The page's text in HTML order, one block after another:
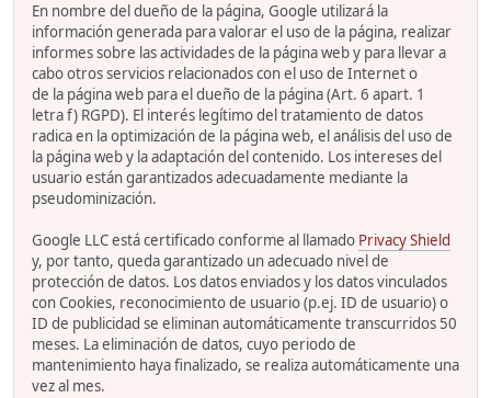
En nombre del dueño de la página, Google utilizará la
información generada para valorar el uso de la página, realizar
informes sobre las actividades de la página web y para llevar a
cabo otros servicios relacionados con el uso de Internet o
de la página web para el dueño de la página (Art. 6 apart. 1
letra f) RGPD). El interés legítimo del tratamiento de datos
radica en la optimización de la página web, el análisis del uso de
la página web y la adaptación del contenido. Los intereses del
usuario están garantizados adecuadamente mediante la
pseudominización.
Google LLC está certificado conforme al llamado Privacy Shield
y, por tanto, queda garantizado un adecuado nivel de
protección de datos. Los datos enviados y los datos vinculados
con Cookies, reconocimiento de usuario (p.ej. ID de usuario) o
ID de publicidad se eliminan automáticamente transcurridos 50
meses. La eliminación de datos, cuyo periodo de
mantenimiento haya finalizado, se realiza automáticamente una
vez al mes.